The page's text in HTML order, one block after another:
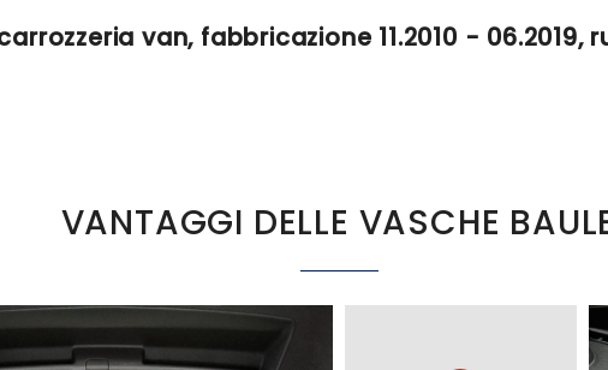
van, fabbricazione 11.2010 -
VANTAGGI DELLE VASCHE